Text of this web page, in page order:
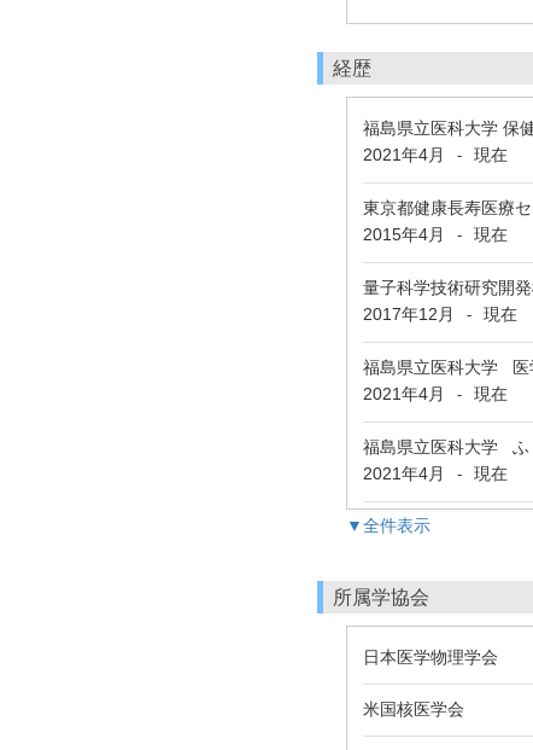
経歴
福島県立医科大学 保
2021年4月
- 現在
東京都健康長寿医療
2015年4月
- 現在
量子科学技術研究開
2017年12月
- 現在
福島県立医科大学 医
2021年4月
- 現在
福島県立医科大学 ふ
2021年4月
- 現在
▼全件表示
所属学協会
日本医学物理学会
米国核医学会